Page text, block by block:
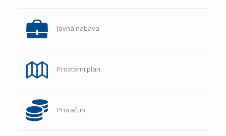
Javna nabava
Prostorni plan
Proračun